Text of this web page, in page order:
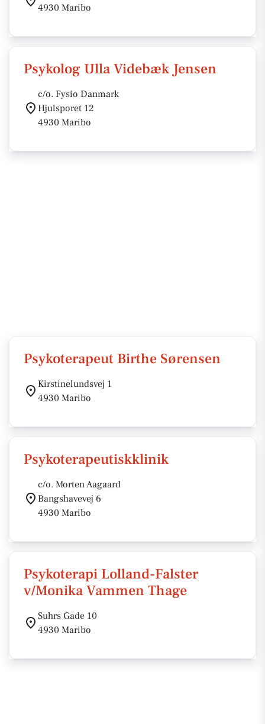
4930 Maribo
Psykolog Ulla Videbæk Jensen
c/o. Fysio Danmark
Hjulsporet 12
4930 Maribo
Psykoterapeut Birthe Sørensen
Kirstinelundsvej 1
4930 Maribo
Psykoterapeutiskklinik
c/o. Morten Aagaard
Bangshavevej 6
4930 Maribo
Psykoterapi Lolland-Falster
v/Monika Vammen Thage
Suhrs Gade 10
4930 Maribo